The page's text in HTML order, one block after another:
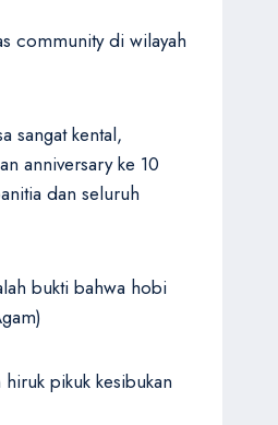
community di wilayah
sangat kental,
anniversary ke 10
dan seluruh
bukti bahwa hobi
pikuk kesibukan